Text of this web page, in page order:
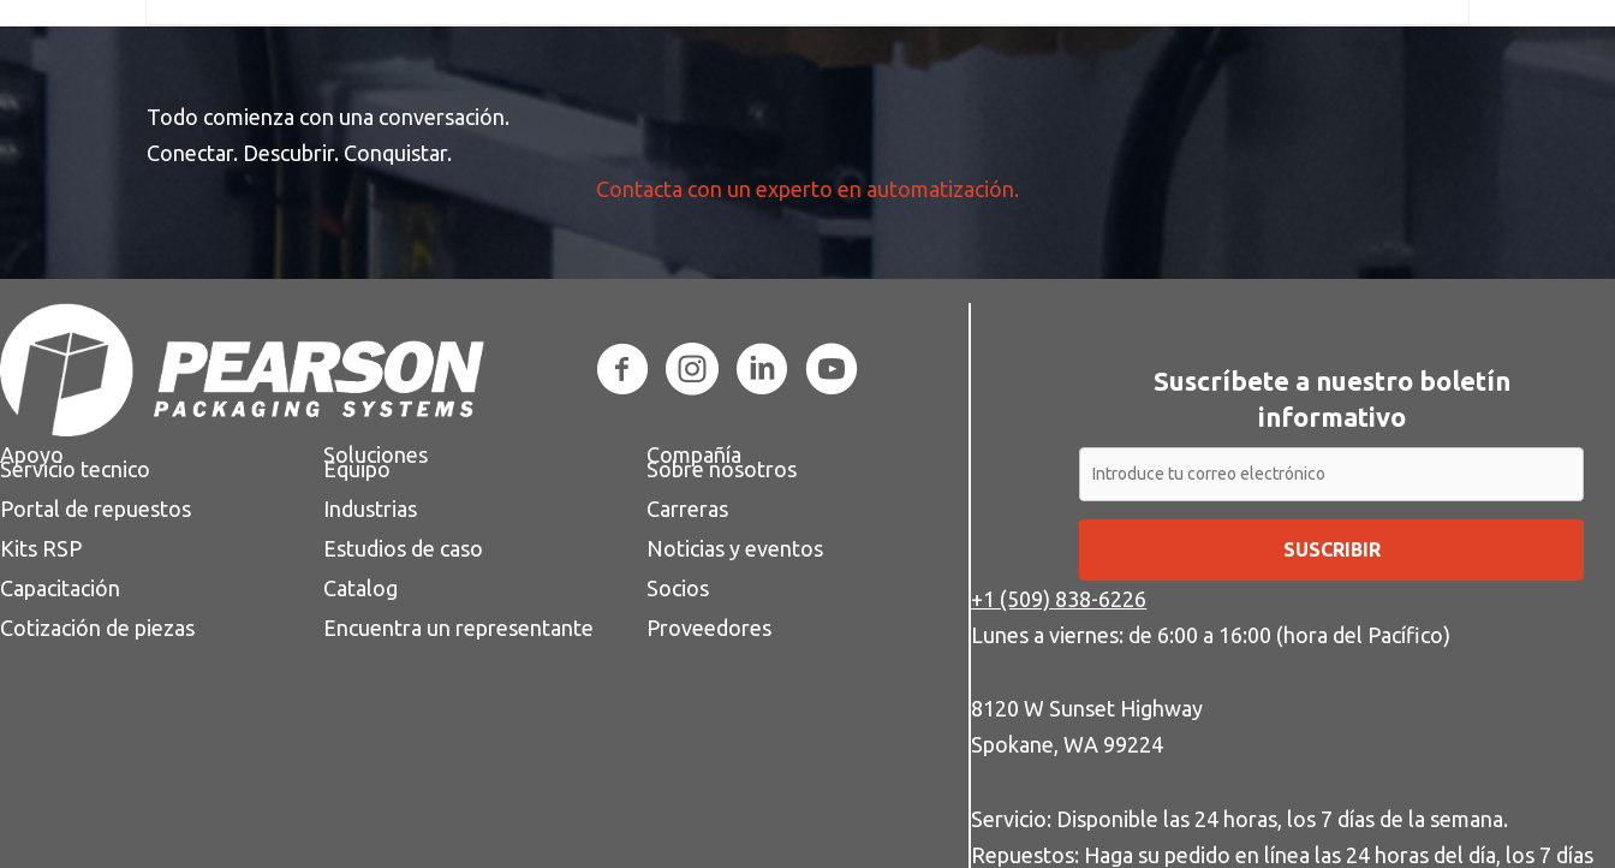
Todo comienza con una conversación.
Conectar. Descubrir. Conquistar.
Contacta con un experto en automatización.
Apoyo
Servicio tecnico
Portal de repuestos
Kits RSP
Capacitación
Cotización de piezas
Soluciones
Equipo
Industrias
Estudios de caso
Catalog
Encuentra un representante
Compañía
Sobre nosotros
Carreras
Noticias y eventos
Socios
Proveedores
Suscríbete a nuestro boletín
informativo
SUSCRIBIR
+1 (509) 838-6226
Lunes a viernes: de 6:00 a 16:00 (hora del Pacífico)
8120 W Sunset Highway
Spokane, WA 99224
Servicio: Disponible las 24 horas, los 7 días de la semana.
Repuestos: Haga su pedido en línea las 24 horas del día, los 7 días